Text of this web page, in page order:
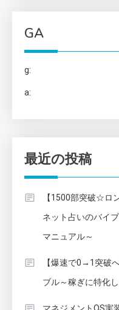
り
GA
g:
a:
最近の投稿
【1500部突破☆ロ
ネット占いのバイ
マニュアル～
【爆速で0→1突破
ブル～稼ぎに特化